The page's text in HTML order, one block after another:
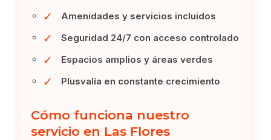
✓ Amenidades y servicios incluidos
✓ Seguridad 24/7 con acceso controlado
✓ Espacios amplios y áreas verdes
✓ Plusvalía en constante crecimiento
Cómo funciona nuestro
servicio en Las Flores